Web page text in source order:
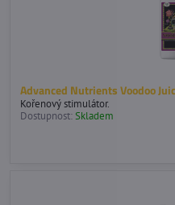
Advanced Nutrients Voodoo
Kořenový stimulátor.
Dostupnost:Skladem